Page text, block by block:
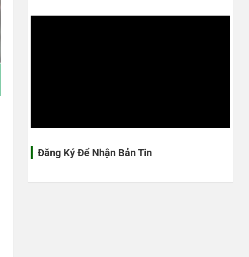
Đăng Ký Để Nhận Bản Tin